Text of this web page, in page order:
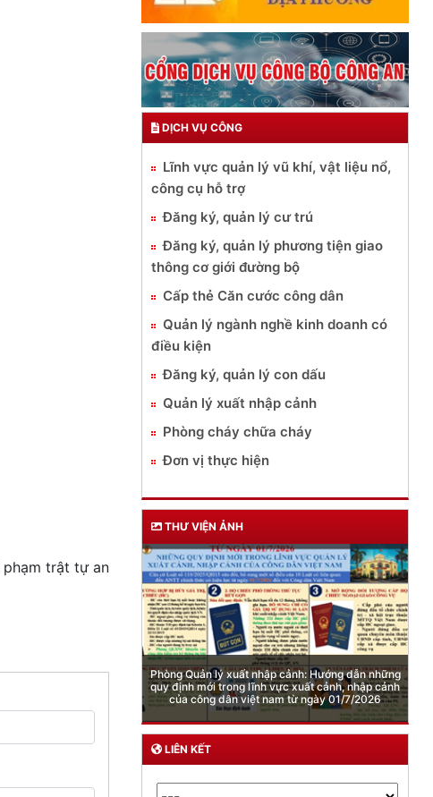
phạm trật tự an
DỊCH VỤ CÔNG
Lĩnh vực quản lý vũ khí, vật liệu nổ,
công cụ hỗ trợ
Đăng ký, quản lý cư trú
Đăng ký, quản lý phương tiện giao
thông cơ giới đường bộ
Cấp thẻ Căn cước công dân
Quản lý ngành nghề kinh doanh có
điều kiện
Đăng ký, quản lý con dấu
Quản lý xuất nhập cảnh
Phòng cháy chữa cháy
Đơn vị thực hiện
THƯ VIỆN ẢNH
Cảnh báo việc sử dụng “Pod chill” chứa Etomidate
LIÊN KẾT